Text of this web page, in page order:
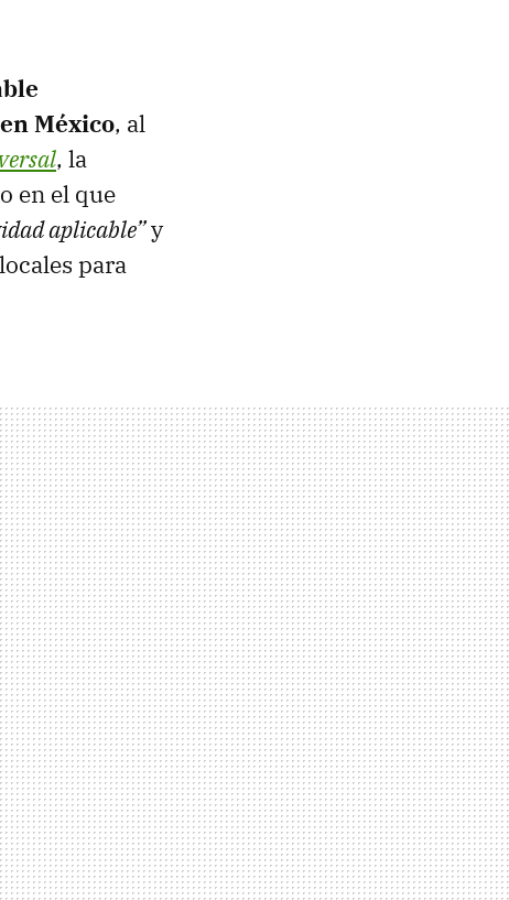
México, al
, la
en el que
aplicable”y
para